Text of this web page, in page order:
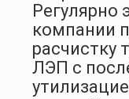
Регулярно
компании
расчистку
ЛЭП с